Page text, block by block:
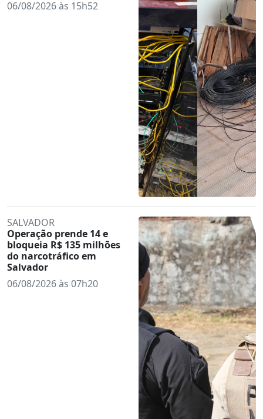
06/08/2026 às 15h52
SALVADOR
Operação prende 14 e
bloqueia R$ 135 milhões
do narcotráfico em
Salvador
06/08/2026 às 07h20